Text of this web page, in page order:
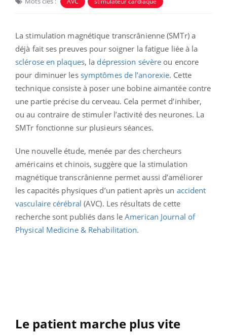
La stimulation magnétique transcrânienne (SMTr) a
déjà fait ses preuves pour soigner la fatigue liée à la
sclérose en plaques, la dépression sévère ou encore
pour diminuer les symptômes de l’anorexie. Cette
technique consiste à poser une bobine aimantée contre
une partie précise du cerveau. Cela permet d’inhiber,
ou au contraire de stimuler l’activité des neurones. La
SMTr fonctionne sur plusieurs séances.
Une nouvelle étude, menée par des chercheurs
américains et chinois, suggère que la stimulation
magnétique transcrânienne permet aussi d’améliorer
les capacités physiques d’un patient après un accident
vasculaire cérébral (AVC). Les résultats de cette
recherche sont publiés dans leAmerican Journal of
Physical Medicine & Rehabilitation.
Le patient marche plus vite